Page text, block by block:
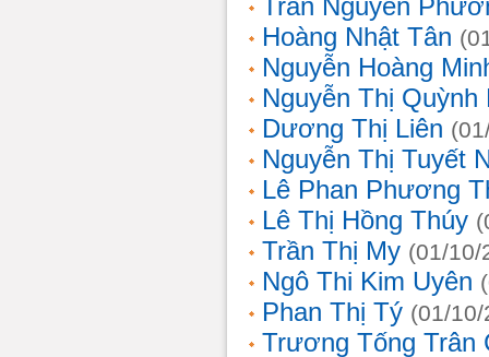
Trần Nguyễn
Hoàng Nhật Tân
Nguyễn Hoàng
Nguyễn Thị Quỳnh
Dương Thị Liên
Nguyễn Thị Tuyết
Lê Phan Phương
Lê Thị Hồng Thúy
Trần Thị My (01/10/
Ngô Thi Kim Uyên
Phan Thị Tý (01/
Trương Tống Trân